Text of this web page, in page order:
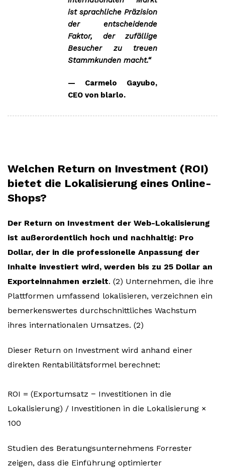
ist sprachliche Präzision
der entscheidende
Faktor, der zufällige
Besucher zu treuen
Stammkunden macht.“
— Carmelo Gayubo,
CEO von blarlo.
Welchen Return on Investment (ROI)
bietet die Lokalisierung eines Online-
Shops?
Der Return on Investment der Web-Lokalisierung
ist außerordentlich hoch und nachhaltig: Pro
Dollar, der in die professionelle Anpassung der
Inhalte investiert wird, werden bis zu 25 Dollar an
Exporteinnahmen erzielt. (2) Unternehmen, die ihre
Plattformen umfassend lokalisieren, verzeichnen ein
bemerkenswertes durchschnittliches Wachstum
ihres internationalen Umsatzes. (2)
Dieser Return on Investment wird anhand einer
direkten Rentabilitätsformel berechnet:
ROI = (Exportumsatz − Investitionen in die
Lokalisierung) / Investitionen in die Lokalisierung ×
100
Studien des Beratungsunternehmens Forrester
zeigen, dass die Einführung optimierter